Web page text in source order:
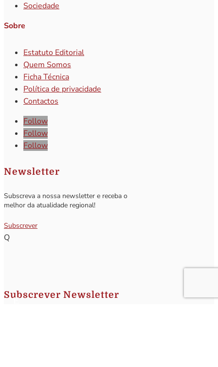
Sociedade
Sobre
Estatuto Editorial
Quem Somos
Ficha Técnica
Política de privacidade
Contactos
Follow
Follow
Follow
Newsletter
Subscreva a nossa newsletter e receba o
melhor da atualidade regional!
Subscrever
Q
Subscrever Newsletter